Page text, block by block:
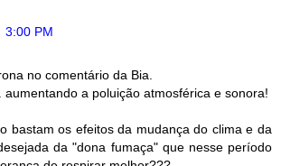
3:00 PM
no comentário da Bia.
aumentando a poluição atmosférica e sonora!
bastam os efeitos da mudança do clima e da
da "dona fumaça" que nesse período